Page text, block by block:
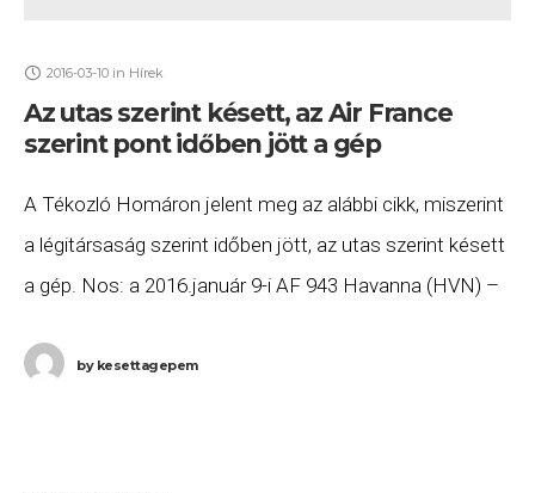
2016-03-10 in Hírek
Az utas szerint késett, az Air France
szerint pont időben jött a gép
A Tékozló Homáron jelent meg az alábbi cikk, miszerint
a légitársaság szerint időben jött, az utas szerint késett
a gép. Nos: a 2016.január 9-i AF 943 Havanna (HVN) –
bykesettagepem